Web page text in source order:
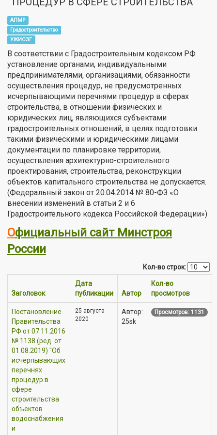
АПМР
Градостроительство
УЖИОЗГ
В соответствии с Градостроительным кодексом РФ
установление органами, индивидуальными
предпринимателями, организациями, обязанности
осуществления процедур, не предусмотренных
исчерпывающими перечнями процедур в сферах
строительства, в отношении физических и
юридических лиц, являющихся субъектами
градостроительных отношений, в целях подготовки
такими физическими и юридическими лицами
документации по планировке территории,
осуществления архитектурно-строительного
проектирования, строительства, реконструкции
объектов капитального строительства не допускается.
(Федеральный закон от 20.04.2014 № 80-ФЗ «О
внесении изменений в статьи 2 и 6
Градостроительного кодекса Российской Федерации»)
Официальный сайт Минстроя
России
Кол-во строк:
Заголовок
Дата
публикации
Автор
Кол-во
просмотров
Постановление
Правительства
РФ от 07.11.2016
№ 1138 (ред. от
01.08.2019) "Об
исчерпывающих
перечнях
процедур в
сфере
строительства
объектов
водоснабжения
и
25 августа
2020
Автор:
25sk
Просмотров: 1131